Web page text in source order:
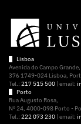
Lisboa
Avenida do Campo Grande,
376 1749-024 Lisboa,
Tel.: 217 515 500 | email:
Porto
Rua Augusto Rosa,
Nº 24, 4000-098 Porto -
Tel.: 222 073 230 | email: